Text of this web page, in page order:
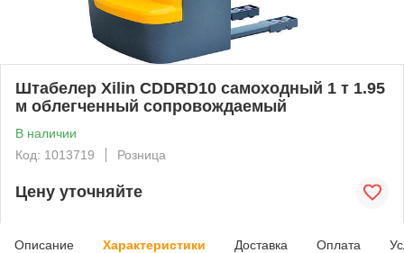
Штабелер Xilin CDDRD10 самоходный 1 т 1.95
м облегченный сопровождаемый
В наличии
Код: 1013719
Розница
Цену уточняйте
Описание Характеристики Доставка Оплата